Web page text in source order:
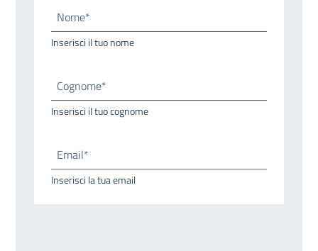
Nome*
Inserisci il tuo nome
Cognome*
Inserisci il tuo cognome
Email*
Inserisci la tua email